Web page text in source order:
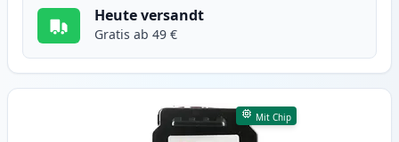
Heute versandt
Gratis ab 49 €
Mit Chip